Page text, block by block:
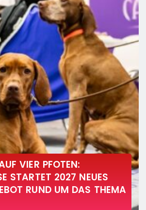
VIER PFOTEN:
STARTET 2027 NEUES
RUND UM DAS THEMA